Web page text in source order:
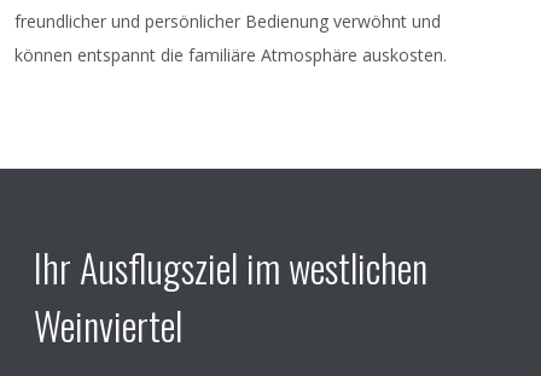
freundlicher und persönlicher Bedienung verwöhnt und
können entspannt die familiäre Atmosphäre auskosten.
Ihr Ausflugsziel im westlichen
Weinviertel